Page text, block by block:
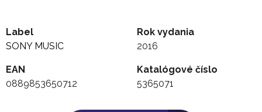
4. Leaving The Table
5. If I Didn't Have Your Love
Label
SONY MUSIC
Rok vydania
2016
EAN
0889853650712
Katalógové číslo
5365071